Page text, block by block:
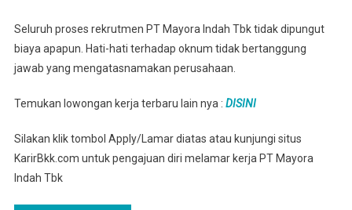
Seluruh proses rekrutmen PT Mayora Indah Tbk tidak dipungut
biaya apapun. Hati-hati terhadap oknum tidak bertanggung
jawab yang mengatasnamakan perusahaan.
Temukan lowongan kerja terbaru lain nya : DISINI
Silakan klik tombol Apply/Lamar diatas atau kunjungi situs
KarirBkk.com untuk pengajuan diri melamar kerja PT Mayora
Indah Tbk